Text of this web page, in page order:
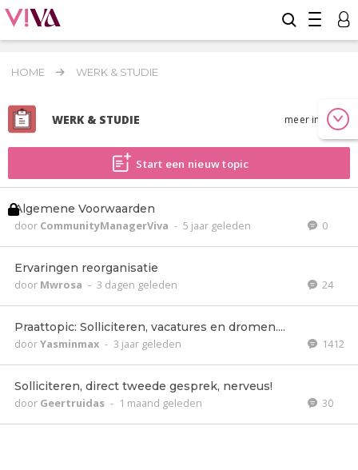
HOME WERK & STUDIE
WERK & STUDIE meer info
Start een nieuw topic
Algemene Voorwaarden
door CommunityManagerViva - 5 jaar geleden 0
Ervaringen reorganisatie
door Mwrosa - 3 dagen geleden 24
Praattopic: Solliciteren, vacatures en dromen....
doorYasminmax - 3 jaar geleden 1412
Solliciteren, direct tweede gesprek, nerveus!
door Geertruidas - 1 maand geleden 30